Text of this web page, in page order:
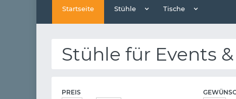
Startseite Stühle Tische
Stühle für Events
PREIS